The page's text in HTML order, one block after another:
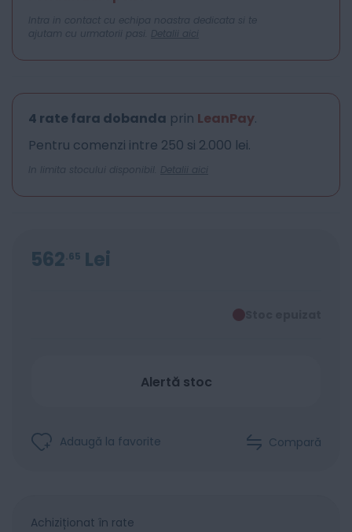
Intra in contact cu echipa noastra dedicata si te
ajutam cu urmatorii pasi. Detalii aici
4 rate fara dobanda prin LeanPay.
Pentru comenzi intre 250 si 2.000 lei.
In limita stocului disponibil. Detalii aici
562 65 Lei
Alertă stoc
Adaugă la favorite Compară
Achiziționat în rate